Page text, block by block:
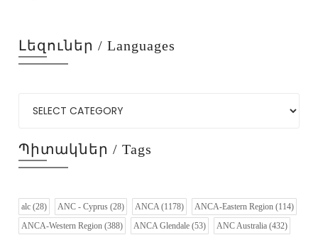
Լեզուներ / Languages
Պիտակներ / Tags
alc (28) ANC - Cyprus (28) ANCA(1178) ANCA-Eastern Region (114)
ANCA-Western Region (388) ANCA Glendale (53) ANC Australia (432)